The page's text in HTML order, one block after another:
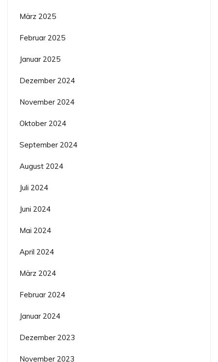
März 2025
Februar 2025
Januar 2025
Dezember 2024
November 2024
Oktober 2024
September 2024
August 2024
Juli 2024
Juni 2024
Mai 2024
April 2024
März 2024
Februar 2024
Januar 2024
Dezember 2023
November 2023